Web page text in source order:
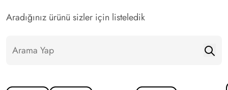
Aradığınız ürünü sizler için listeledik